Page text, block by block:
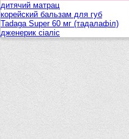
дитячий матрац
корейский бальзам для губ
Tadaga Super 60 мг (тадалафіл)
дженерик сіаліс